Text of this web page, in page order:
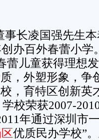
长凌国强先生本
办百外春蕾小学
蕾儿童获得理想
，外塑形象，争
，育特区创新英
校荣获2007-
年通过深圳市
优质民办学校”